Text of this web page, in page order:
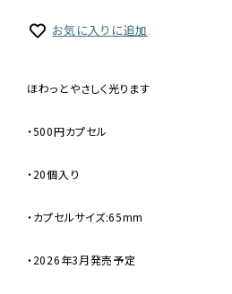
お気に入りに追加
ほわっとやさしく光ります
・500円カプセル
・20個入り
・カプセルサイズ:65mm
・2026年3月発売予定